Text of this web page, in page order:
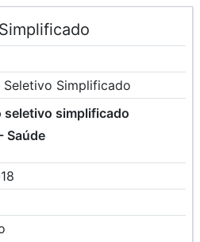
Seletivo Simplificado
seletivo simplificado
Saúde